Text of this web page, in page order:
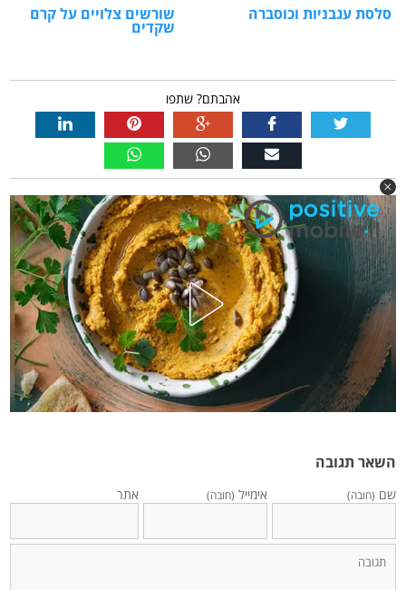
סלסת עגבניות וכוסברה שורשים צלויים על קרם
שקדים
אהבתם? שתפו
השאר תגובה
שם (חובה) אימייל (חובה) אתר